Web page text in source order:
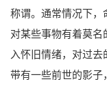
称谓。通常情况下，
对某些事物有着莫
入怀旧情绪，对过
带有一些前世的影子